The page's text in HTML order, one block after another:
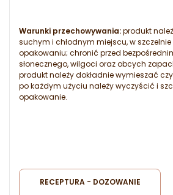
Warunki przechowywania:produkt
suchym i chłodnym miejscu, w
opakowaniu; chronić przed
słonecznego, wilgoci oraz obcych
produkt należy dokładnie wymieszać
po każdym użyciu należy wyczyścić i
opakowanie.
RECEPTURA - DOZOWANIE